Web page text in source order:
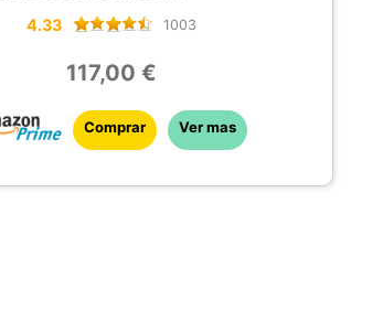
y de bolsillo
4.33 1003
117,00 €
Comprar Ver mas